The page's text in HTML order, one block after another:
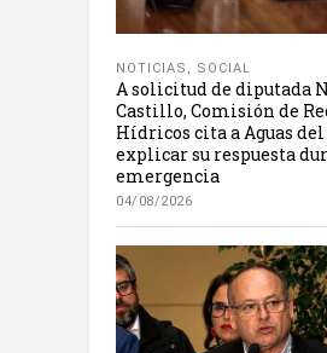
NOTICIAS , SOCIAL
A solicitud de diputada
Castillo, Comisión de
Hídricos cita a Aguas
explicar su respuesta
emergencia
04/08/2026